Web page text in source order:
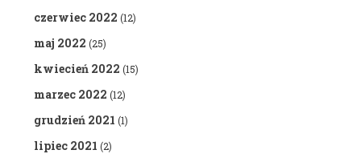
czerwiec 2022 (12)
maj 2022 (25)
kwiecień 2022 (15)
marzec 2022 (12)
grudzień 2021 (1)
lipiec 2021 (2)